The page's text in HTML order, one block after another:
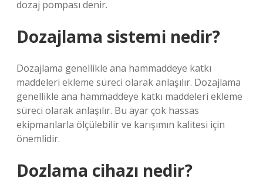
dozaj pompası denir.
Dozajlama sistemi nedir?
Dozajlama genellikle ana hammaddeye katkı
maddeleri ekleme süreci olarak anlaşılır. Dozajlama
genellikle ana hammaddeye katkı maddeleri ekleme
süreci olarak anlaşılır. Bu ayar çok hassas
ekipmanlarla ölçülebilir ve karışımın kalitesi için
önemlidir.
Dozlama cihazı nedir?